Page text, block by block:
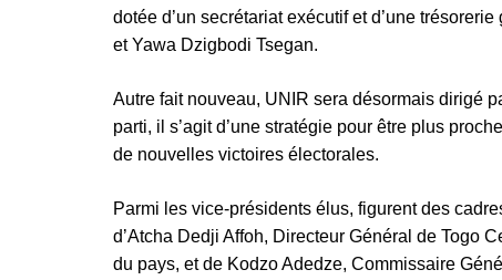
dotée d’un secrétariat exécutif et d’une
et Yawa Dzigbodi Tsegan.
Autre fait nouveau, UNIR sera désormais dirigé
parti, il s’agit d’une stratégie pour être plus
de nouvelles victoires électorales.
Parmi les vice-présidents élus, figurent des
d’Atcha Dedji Affoh, Directeur Général de Togo
du pays, et de Kodzo Adedze, Commissaire